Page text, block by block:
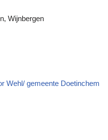
Wijnbergen
Wehl/ gemeente Doetinchem